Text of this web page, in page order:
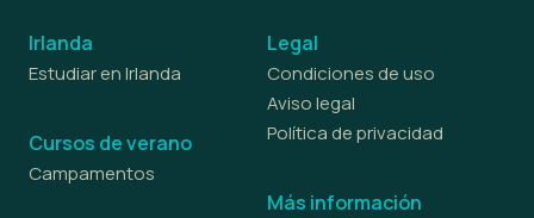
Irlanda
Estudiar en Irlanda
Cursos de verano
Campamentos
Legal
Condiciones de uso
Aviso legal
Política de privacidad
Más información